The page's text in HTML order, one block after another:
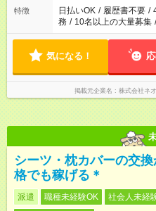
特徴 日払いOK / 履歴書不要 /
務 / 10名以上の大量募集 /
気になる！
掲載元企業名 株式会社ネ
シーツ・枕カバーの交
格でも稼げる＊
派遣 職種未経験OK 社会人未経